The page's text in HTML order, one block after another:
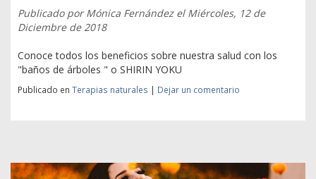
Publicado porMónica Fernándezel Miércoles, 12 de
Diciembre de 2018
Conoce todos los beneficios sobre nuestra salud con los
"baños de árboles " o SHIRIN YOKU
Publicado en Terapias naturales | Dejar un comentario